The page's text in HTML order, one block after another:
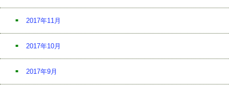
2017年11月
2017年10月
2017年9月